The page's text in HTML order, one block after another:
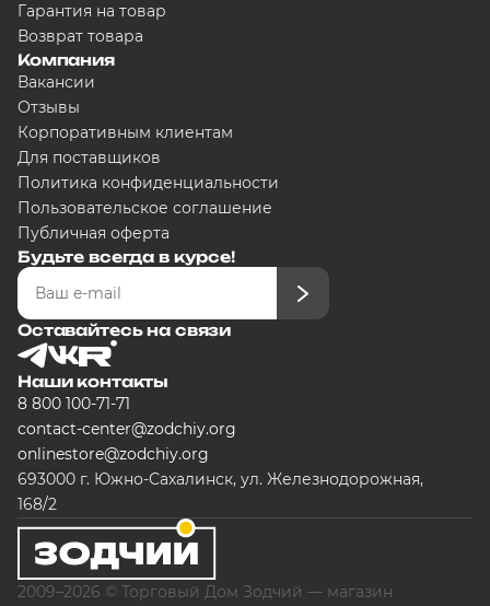
Гарантия на товар
Возврат товара
Компания
Вакансии
Отзывы
Корпоративным клиентам
Для поставщиков
Политика конфиденциальности
Пользовательское соглашение
Публичная оферта
Будьте всегда в курсе!
Оставайтесь на связи
Наши контакты
8 800 100-71-71
contact-center@zodchiy.org
onlinestore@zodchiy.org
693000 г. Южно-Сахалинск, ул. Железнодорожная,
168/2
2009–2026 © Торговый Дом Зодчий — магазин